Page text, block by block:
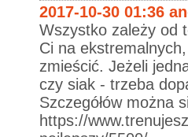
2017-10-30 01:36
Wszystko zależy od
Ci na
zmieścić. Jeżeli
czy siak - trzeba
Szczegółów można
https://